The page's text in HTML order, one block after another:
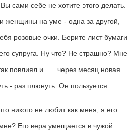
сами себе не хотите этого делать.
женщины на уме - одна за другой,
розовые очки. Берите лист бумаги
супруга. Ну что? Не страшно? Мне
повлиял и...... через месяц новая
- раз плюнуть. Он пользуется
никого не любит как меня, я его
Его вера умещается в чужой